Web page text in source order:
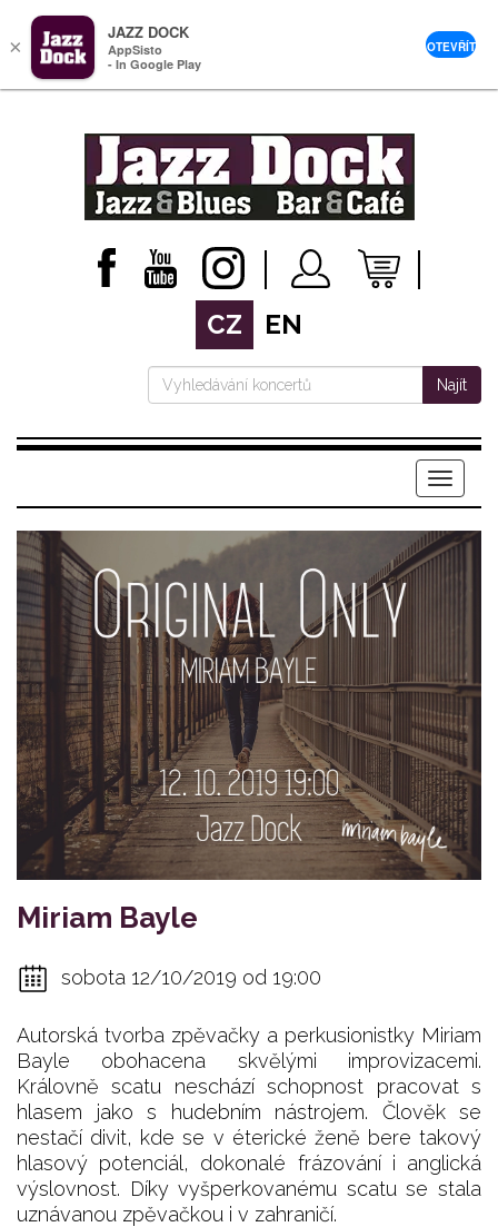
CZ EN
Najít
Menu
Miriam Bayle
sobota 12/10/2019 od 19:00
Autorská tvorba zpěvačky a perkusionistky Miriam
Bayle obohacena skvělými improvizacemi.
Královně scatu neschází schopnost pracovat s
hlasem jako s hudebním nástrojem. Člověk se
nestačí divit, kde se v éterické ženě bere takový
hlasový potenciál, dokonalé frázování i anglická
výslovnost. Díky vyšperkovanému scatu se stala
uznávanou zpěvačkou i v zahraničí.
×
JAZZ DOCK
AppSisto
- In Google Play
OTEVŘÍT